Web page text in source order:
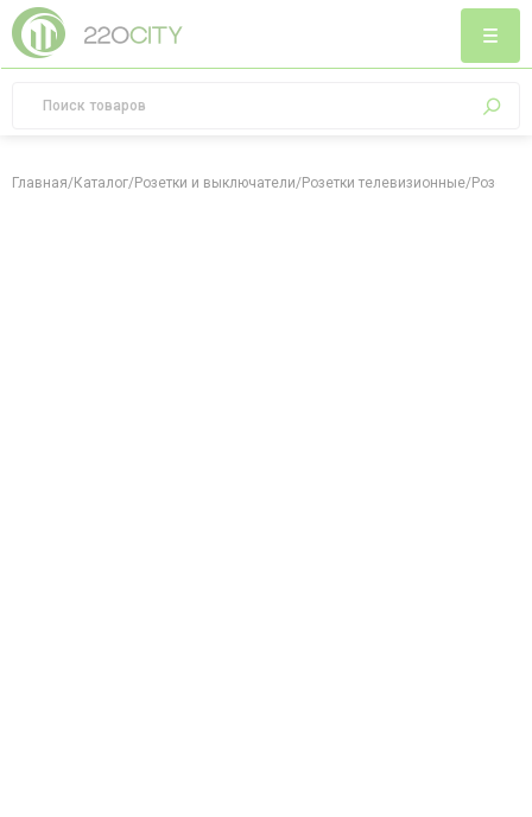
Главная/Каталог/Розетки и выключатели/Розетки телевизионные/